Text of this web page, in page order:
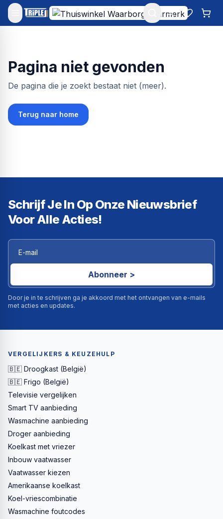
Mijn account
Pagina niet gevonden
De pagina die je zoekt bestaat niet (meer).
Terug naar home
Schrijf Je In Op Onze Nieuwsbrief
Voor Alle Acties!
Abonneer >
Door je in te schrijven ga je akkoord met het ontvangen van e-mails
met acties en updates.
VERGELIJKERS & KEUZEHULP
🇧🇪 Droogkast (België)
🇧🇪 Frigo (België)
Televisie vergelijken
Smart TV aanbieding
Wasmachine aanbieding
Droger aanbieding
Koelkast met vriezer
Inbouw vaatwasser
Vaatwasser kiezen
Amerikaanse koelkast
Koel-vriescombinatie
Wasmachine foutcodes